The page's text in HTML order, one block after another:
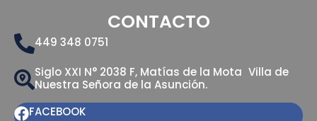
CONTACTO
449 348 0751
Siglo XXI N° 2038 F, Matías de la Mota Villa de
Nuestra Señora de la Asunción.
FACEBOOK